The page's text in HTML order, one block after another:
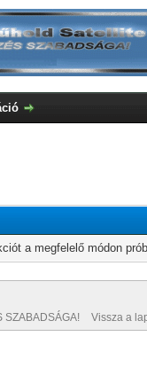
a megfelelő módon
SZABADSÁGA! Vissza a